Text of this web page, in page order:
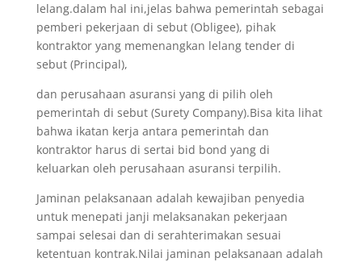
lelang.dalam hal ini,jelas bahwa pemerintah sebagai
pemberi pekerjaan di sebut (Obligee), pihak
kontraktor yang memenangkan lelang tender di
sebut (Principal),
dan perusahaan asuransi yang di pilih oleh
pemerintah di sebut (Surety Company).Bisa kita lihat
bahwa ikatan kerja antara pemerintah dan
kontraktor harus di sertai bid bond yang di
keluarkan oleh perusahaan asuransi terpilih.
Jaminan pelaksanaan adalah kewajiban penyedia
untuk menepati janji melaksanakan pekerjaan
sampai selesai dan di serahterimakan sesuai
ketentuan kontrak.Nilai jaminan pelaksanaan adalah